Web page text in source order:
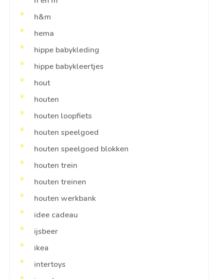
h&m
hema
hippe babykleding
hippe babykleertjes
hout
houten
houten loopfiets
houten speelgoed
houten speelgoed blokken
houten trein
houten treinen
houten werkbank
idee cadeau
ijsbeer
ikea
intertoys